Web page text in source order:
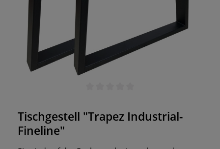
Tischgestell "Trapez Industrial-
Fineline"